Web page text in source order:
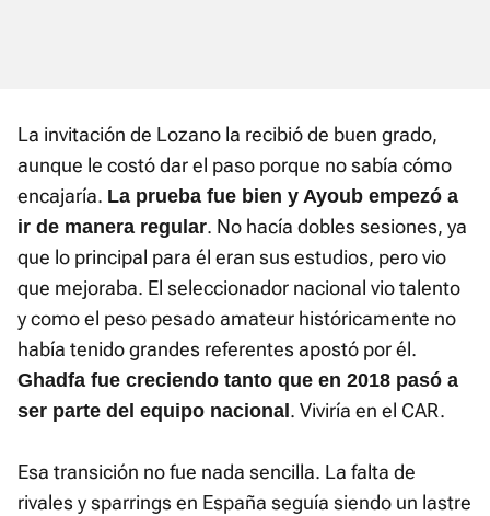
La invitación de Lozano la recibió de buen grado,
aunque le costó dar el paso porque no sabía cómo
encajaría. La prueba fue bien y Ayoub empezó a
ir de manera regular. No hacía dobles sesiones, ya
que lo principal para él eran sus estudios, pero vio
que mejoraba. El seleccionador nacional vio talento
y como el peso pesado amateur históricamente no
había tenido grandes referentes apostó por él.
Ghadfa fue creciendo tanto que en 2018 pasó a
ser parte del equipo nacional . Viviría en el CAR.
Esa transición no fue nada sencilla. La falta de
rivales y sparrings en España seguía siendo un lastre